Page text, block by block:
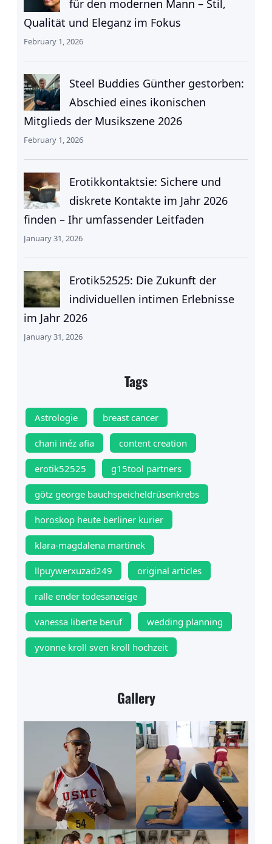
für den modernen Mann – Stil,
Qualität und Eleganz im Fokus
February 1, 2026
Steel Buddies Günther gestorben:
Abschied eines ikonischen
Mitglieds der Musikszene 2026
February 1, 2026
Erotikkontaktsie: Sichere und
diskrete Kontakte im Jahr 2026
finden – Ihr umfassender Leitfaden
January 31, 2026
Erotik52525: Die Zukunft der
individuellen intimen Erlebnisse
im Jahr 2026
January 31, 2026
Tags
Astrologie breast cancer
chani inéz afia content creation
erotik52525 g15tool partners
götz george bauchspeicheldrüsenkrebs
horoskop heute berliner kurier
klara-magdalena martinek
llpuywerxuzad249 original articles
ralle ender todesanzeige
vanessa liberte beruf wedding planning
yvonne kroll sven kroll hochzeit
Gallery